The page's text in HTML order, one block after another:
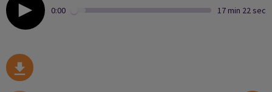
0:00 17 min 22 sec